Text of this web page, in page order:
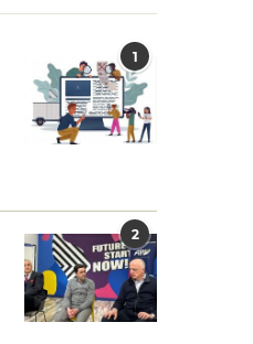
1
2